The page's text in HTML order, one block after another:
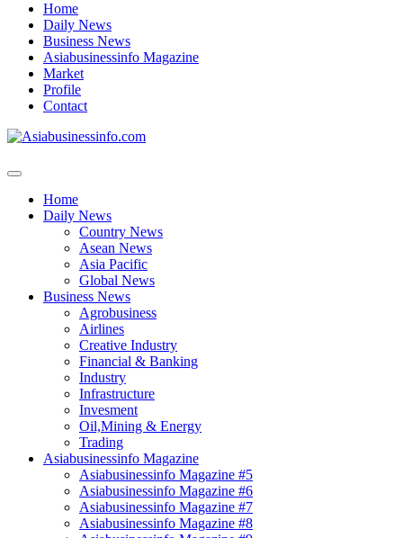
Home
Daily News
Business News
Asiabusinessinfo Magazine
Market
Profile
Contact
Home
Daily News
Country News
Asean News
Asia Pacific
Global News
Business News
Agrobusiness
Airlines
Creative Industry
Financial & Banking
Industry
Infrastructure
Invesment
Oil,Mining & Energy
Trading
Asiabusinessinfo Magazine
Asiabusinessinfo Magazine #5
Asiabusinessinfo Magazine #6
Asiabusinessinfo Magazine #7
Asiabusinessinfo Magazine #8